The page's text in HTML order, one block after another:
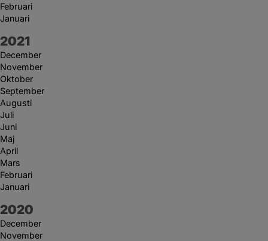
Februari
Januari
År:
2021
December
November
Oktober
September
Augusti
Juli
Juni
Maj
April
Mars
Februari
Januari
År:
2020
December
November